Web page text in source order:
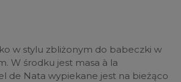
w stylu zbliżonym do babeczki w
W środku jest masa à la
de Nata wypiekane jest na bieżąco